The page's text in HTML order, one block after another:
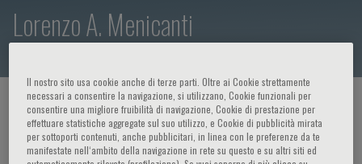
Lorenzo A. Menicanti
HOME PAGE / CORSI ED EVENTI / RELATORE
Il nostro sito usa cookie anche di terze parti. Oltre ai Cookie strettamente
necessari a consentire la navigazione, si utilizzano, Cookie funzionali per
consentire una migliore fruibilità di navigazione, Cookie di prestazione per
effettuare statistiche aggregate sul suo utilizzo, e Cookie di pubblicità mirata
per sottoporti contenuti, anche pubblicitari, in linea con le preferenze da te
manifestate nell‘ambito della navigazione in rete su questo e su altri siti ed